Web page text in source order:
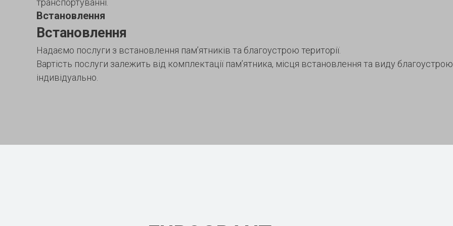
транспортуванні.
Встановлення
Встановлення
Надаємо послуги з встановлення пам’ятників та благоустрою території.
Вартість послуги залежить від комплектації пам’ятника, місця встановлення та виду
індивідуально.